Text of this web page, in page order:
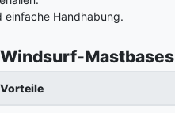
einfache Handhabung.
Mastbases
Vorteile